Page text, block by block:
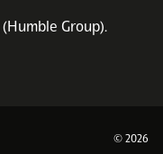
(Humble Group).
© 2026